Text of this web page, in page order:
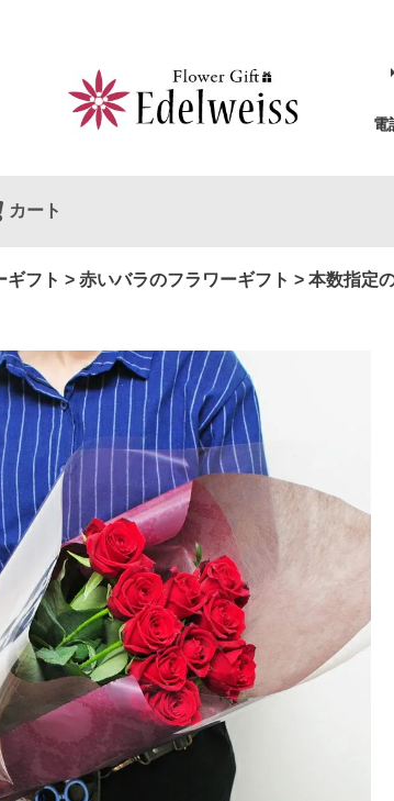
電
カート
ギフト 赤いバラのフラワーギフト 本数指定